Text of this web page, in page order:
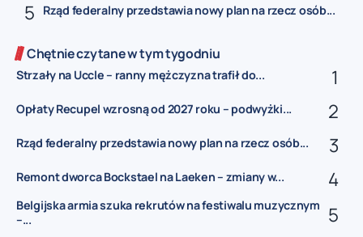
Rząd federalny przedstawia nowy plan na rzecz osób...
Chętnie czytane w tym tygodniu
Strzały na Uccle – ranny mężczyzna trafił do...
Opłaty Recupel wzrosną od 2027 roku – podwyżki...
Rząd federalny przedstawia nowy plan na rzecz osób...
Remont dworca Bockstael na Laeken – zmiany w...
Belgijska armia szuka rekrutów na festiwalu muzycznym
–...